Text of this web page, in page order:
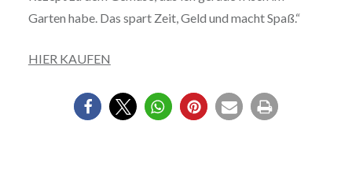
Garten habe. Das spart Zeit, Geld und macht Spaß.“
HIER KAUFEN